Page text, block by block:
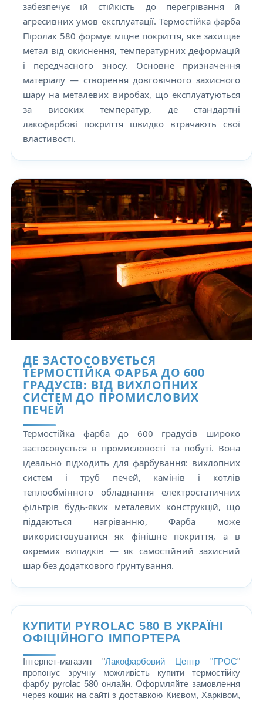
забезпечує їй стійкість до перегрівання й
агресивних умов експлуатації. Термостійка фарба
Піролак 580 формує міцне покриття, яке захищає
метал від окиснення, температурних деформацій
і передчасного зносу. Основне призначення
матеріалу — створення довговічного захисного
шару на металевих виробах, що експлуатуються
за високих температур, де стандартні
лакофарбові покриття швидко втрачають свої
властивості.
ДЕ ЗАСТОСОВУЄТЬСЯ
ТЕРМОСТІЙКА ФАРБА ДО 600
ГРАДУСІВ: ВІД ВИХЛОПНИХ
СИСТЕМ ДО ПРОМИСЛОВИХ
ПЕЧЕЙ
Термостійка фарба до 600 градусів широко
застосовується в промисловості та побуті. Вона
ідеально підходить для фарбування: вихлопних
систем і труб печей, камінів і котлів
теплообмінного обладнання електростатичних
фільтрів будь-яких металевих конструкцій, що
піддаються нагріванню, Фарба може
використовуватися як фінішне покриття, а в
окремих випадків — як самостійний захисний
шар без додаткового ґрунтування.
КУПИТИ PYROLAC 580 В УКРАЇНІ
ОФІЦІЙНОГО ІМПОРТЕРА
Інтернет-магазин "Лакофарбовий Центр "ГРОС"
пропонує зручну можливість купити термостійку
фарбу pyrolac 580 онлайн. Оформляйте замовлення
через кошик на сайті з доставкою Києвом, Харківом,